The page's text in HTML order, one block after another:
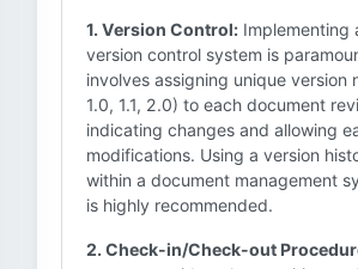
1. Version Control: Implementing
version control system is
involves assigning unique version
1.0, 1.1, 2.0) to each document
indicating changes and allowing
modifications. Using a version
within a document management
is highly recommended.
2. Check-in/Check-out